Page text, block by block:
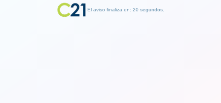
El aviso finaliza en: 19 segundos.